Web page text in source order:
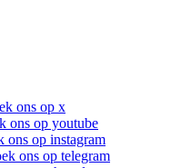
ons op x
ons op youtube
ons op instagram
ons op telegram